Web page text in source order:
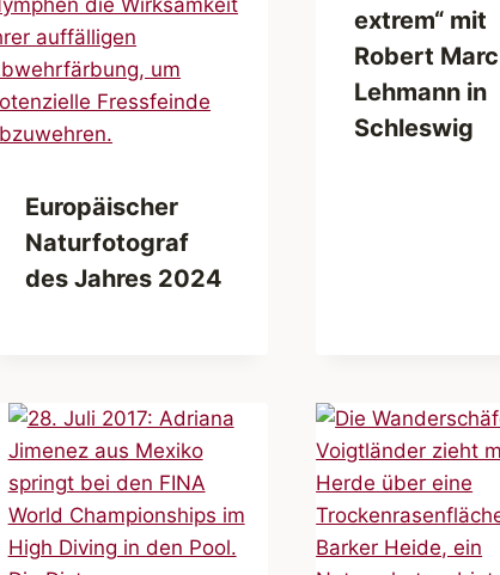
Europäischer
Naturfotograf
des Jahres 2024
extrem“ mit
Robert Marc
Lehmann in
Schleswig